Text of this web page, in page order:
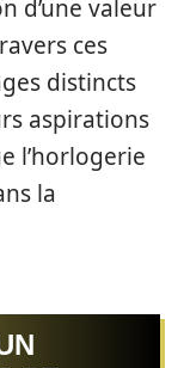
d’une valeur
ces
distincts
aspirations
l’horlogerie
la